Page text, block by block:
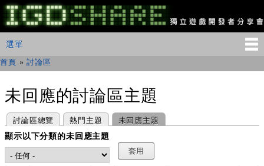
移
至
主
IGDSHARE
獨
遊
發
會
主選單
選單
您在這裡
首頁 »討論區
未回應的討論區主題
主要索引標籤
討論區總覽 熱門主題 未回應主題
(作用中頁籤)
顯示以下分類的未回應主題